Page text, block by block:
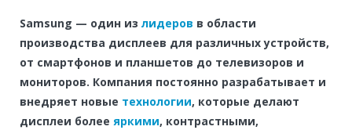
Samsung — один из лидеров в области
производства дисплеев для различных устройств,
от смартфонов и планшетов до телевизоров и
мониторов. Компания постоянно разрабатывает и
внедряет новые технологии, которые делают
дисплеи более яркими, контрастными,